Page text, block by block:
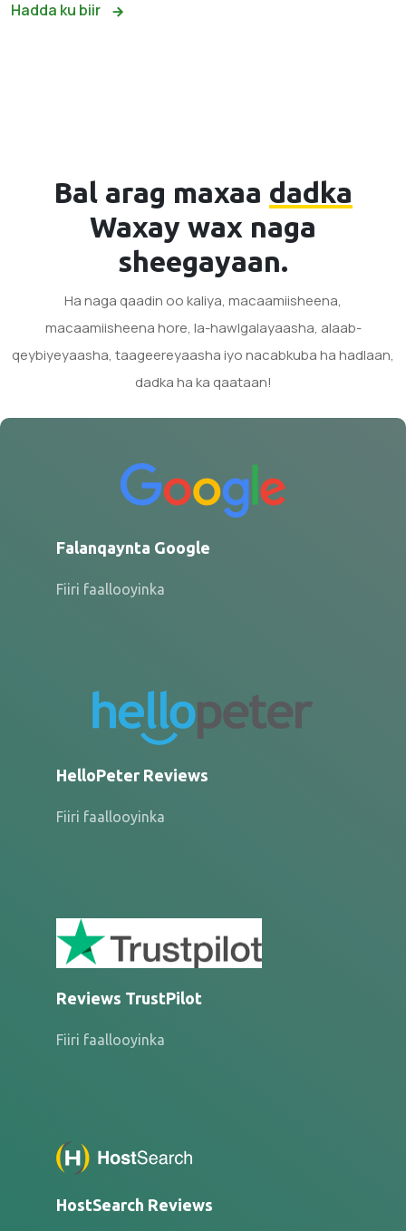
Hadda ku biir
Bal arag maxaa dadka
Waxay wax naga
sheegayaan.
Ha naga qaadin oo kaliya, macaamiisheena,
macaamiisheena hore, la-hawlgalayaasha, alaab-
qeybiyeyaasha, taageereyaasha iyo nacabkuba ha hadlaan,
dadka ha ka qaataan!
Falanqaynta Google
Fiiri faallooyinka
HelloPeter Reviews
Fiiri faallooyinka
Reviews TrustPilot
Fiiri faallooyinka
HostSearch Reviews